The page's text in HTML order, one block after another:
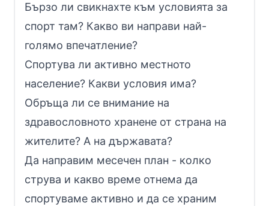
Бързо ли свикнахте към условията за
спорт там? Какво ви направи най-
голямо впечатление?
Спортува ли активно местното
население? Какви условия има?
Обръща ли се внимание на
здравословното хранене от страна на
жителите? А на държавата?
Да направим месечен план - колко
струва и какво време отнема да
спортуваме активно и да се храним